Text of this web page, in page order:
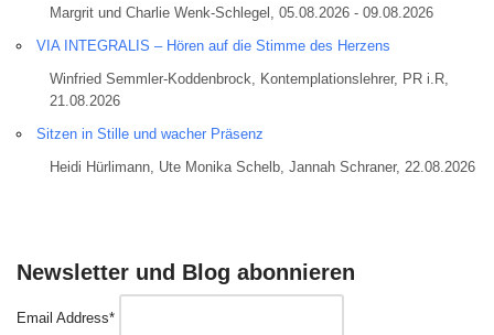
Margrit und Charlie Wenk-Schlegel, 05.08.2026 - 09.08.2026
VIA INTEGRALIS – Hören auf die Stimme des Herzens
Winfried Semmler-Koddenbrock, Kontemplationslehrer, PR i.R,
21.08.2026
Sitzen in Stille und wacher Präsenz
Heidi Hürlimann, Ute Monika Schelb, Jannah Schraner, 22.08.2026
Newsletter und Blog abonnieren
Email Address*